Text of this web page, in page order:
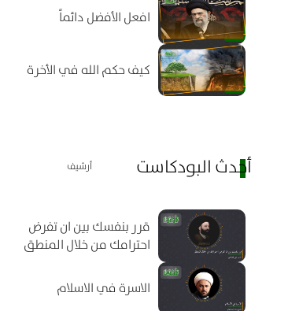
افعل الأفضل دائماً
كيف حكم الله في الأخرة
أحدث البودكاست أرشيف
قرر بنفسك بين ان تفرض
احترامك من خلال المنطق
الاسرة في الاسلام